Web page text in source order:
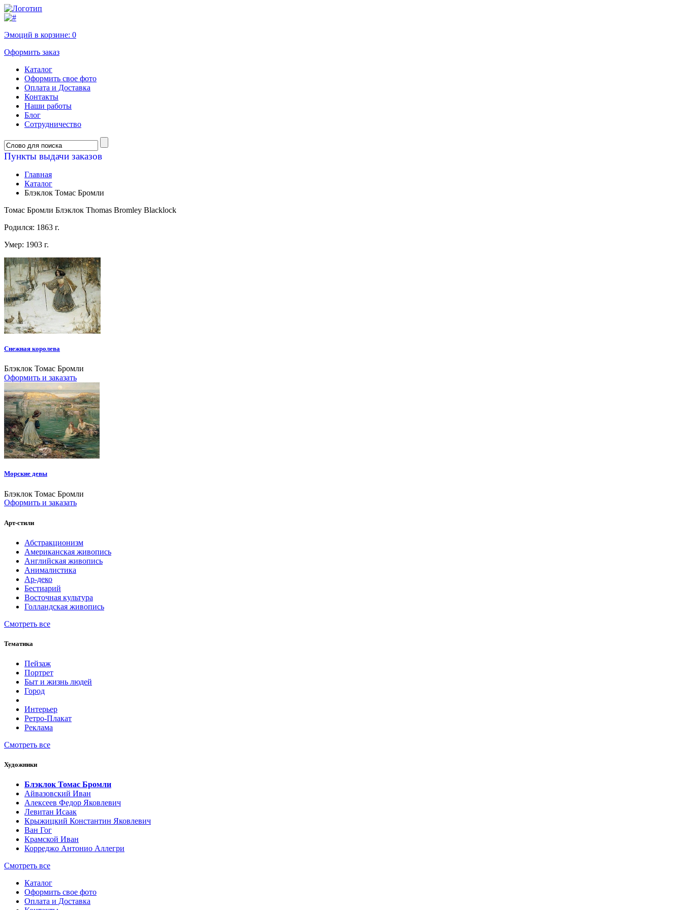
Эмоций в корзине: 0
Оформить заказ
Каталог
Оформить свое фото
Оплата и Доставка
Контакты
Наши работы
Блог
Сотрудничество
Пункты выдачи заказов
Главная
Каталог
Блэклок Томас Бромли
Томас Бромли Блэклок Thomas Bromley Blacklock
Родился: 1863 г.
Умер: 1903 г.
Снежная королева
Блэклок Томас Бромли
Оформить и заказать
Морские девы
Блэклок Томас Бромли
Оформить и заказать
Арт-стили
Абстракционизм
Американская живопись
Английская живопись
Анималистика
Ар-деко
Бестиарий
Восточная культура
Голландская живопись
Смотреть все
Тематика
Пейзаж
Портрет
Быт и жизнь людей
Город
Интерьер
Ретро-Плакат
Реклама
Смотреть все
Художники
Блэклок Томас Бромли
Айвазовский Иван
Алексеев Федор Яковлевич
Левитан Исаак
Крыжицкий Константин Яковлевич
Ван Гог
Крамской Иван
Корреджо Антонио Аллегри
Смотреть все
Каталог
Оформить свое фото
Оплата и Доставка